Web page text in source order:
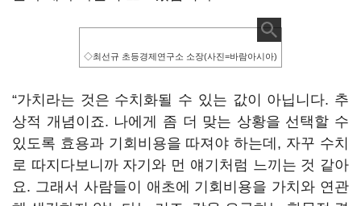
◇최선규 초등경제연구소 소장(사진=바람아시아)
“가치라는 것은 수치화될 수 있는 값이 아닙니다. 추
상적 개념이죠. 나에게 좀 더 맞는 상황을 선택할 수
있도록 효용과 기회비용을 따져야 하는데, 자꾸 수치
로 따지다보니까 자기와 먼 얘기처럼 느끼는 것 같아
요. 그래서 사람들이 애초에 기회비용을 가치와 연관